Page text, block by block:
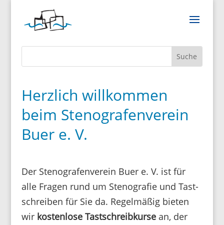
Herzlich willkommen
beim Stenografenverein
Buer e. V.
Der Steno­gra­fen­verein Buer e. V. ist für
alle Fragen rund um Steno­grafie und Tast­
schreiben für Sie da. Regel­mäßig bieten
wir kosten­lose Tast­schreib­kursean, der